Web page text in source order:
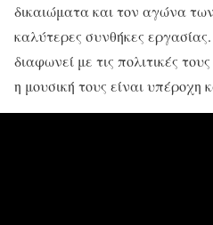
δικαιώματα και τον αγώνα
καλύτερες συνθήκες
διαφωνεί με τις πολιτικές
η μουσική τους είναι υπέροχη